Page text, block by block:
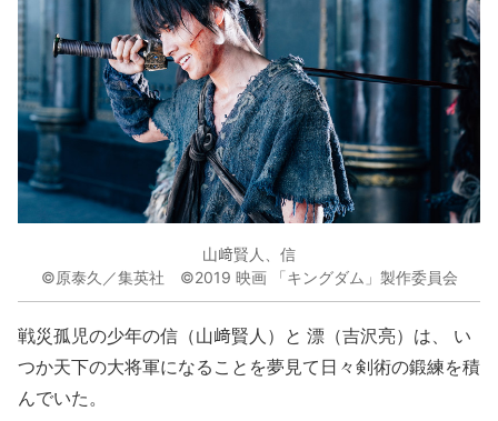
山﨑賢人、信
©原泰久／集英社 ©2019 映画 「キングダム」製作委員会
戦災孤児の少年の信（山﨑賢人）と 漂（吉沢亮）は、 い
つか天下の大将軍になることを夢見て日々剣術の鍛練を積
んでいた。